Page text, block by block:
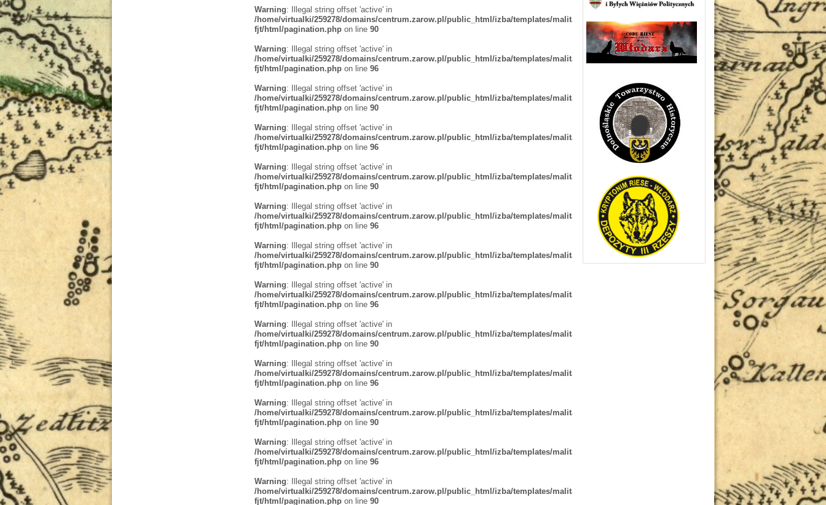
Warning: Illegal string offset 'active' in
/home/virtualki/259278/domains/centrum.zarow.pl/public_html/izba/templates/malita-
fjt/html/pagination.php on line 90
Warning: Illegal string offset 'active' in
/home/virtualki/259278/domains/centrum.zarow.pl/public_html/izba/templates/malita-
fjt/html/pagination.php on line 96
Warning: Illegal string offset 'active' in
/home/virtualki/259278/domains/centrum.zarow.pl/public_html/izba/templates/malita-
fjt/html/pagination.php on line 90
Warning: Illegal string offset 'active' in
/home/virtualki/259278/domains/centrum.zarow.pl/public_html/izba/templates/malita-
fjt/html/pagination.php on line 96
Warning: Illegal string offset 'active' in
/home/virtualki/259278/domains/centrum.zarow.pl/public_html/izba/templates/malita-
fjt/html/pagination.php on line 90
Warning: Illegal string offset 'active' in
/home/virtualki/259278/domains/centrum.zarow.pl/public_html/izba/templates/malita-
fjt/html/pagination.php on line 96
Warning: Illegal string offset 'active' in
/home/virtualki/259278/domains/centrum.zarow.pl/public_html/izba/templates/malita-
fjt/html/pagination.php on line 90
Warning: Illegal string offset 'active' in
/home/virtualki/259278/domains/centrum.zarow.pl/public_html/izba/templates/malita-
fjt/html/pagination.php on line 96
Warning: Illegal string offset 'active' in
/home/virtualki/259278/domains/centrum.zarow.pl/public_html/izba/templates/malita-
fjt/html/pagination.php on line 90
Warning: Illegal string offset 'active' in
/home/virtualki/259278/domains/centrum.zarow.pl/public_html/izba/templates/malita-
fjt/html/pagination.php on line 96
Warning: Illegal string offset 'active' in
/home/virtualki/259278/domains/centrum.zarow.pl/public_html/izba/templates/malita-
fjt/html/pagination.php on line 90
Warning: Illegal string offset 'active' in
/home/virtualki/259278/domains/centrum.zarow.pl/public_html/izba/templates/malita-
fjt/html/pagination.php on line 96
Warning: Illegal string offset 'active' in
/home/virtualki/259278/domains/centrum.zarow.pl/public_html/izba/templates/malita-
fjt/html/pagination.php on line 90